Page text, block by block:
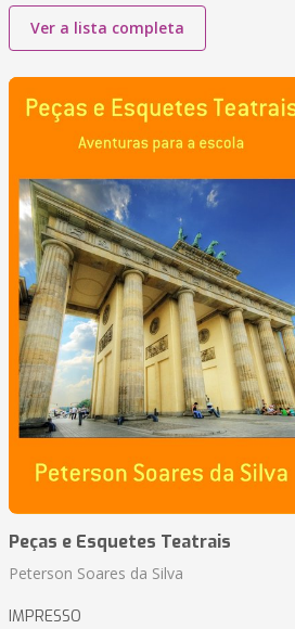
Ver a lista completa
Peças e Esquetes Teatrais
Peterson Soares da Silva
IMPRESSO